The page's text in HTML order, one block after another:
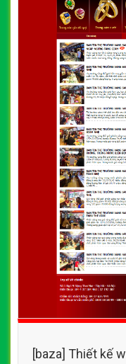
[baza] Thiết kế